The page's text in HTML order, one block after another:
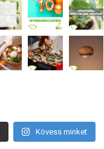
Kövess minket